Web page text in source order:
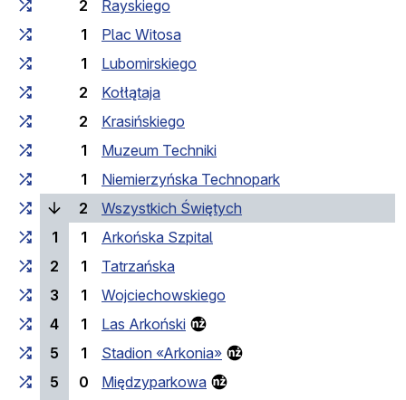
2
Rayskiego
1
Plac Witosa
1
Lubomirskiego
2
Kołłątaja
2
Krasińskiego
1
Muzeum Techniki
1
Niemierzyńska Technopark
2
Wszystkich Świętych
1
1
Arkońska Szpital
2
1
Tatrzańska
3
1
Wojciechowskiego
4
1
Las Arkoński
5
1
Stadion «Arkonia»
5
0
Międzyparkowa